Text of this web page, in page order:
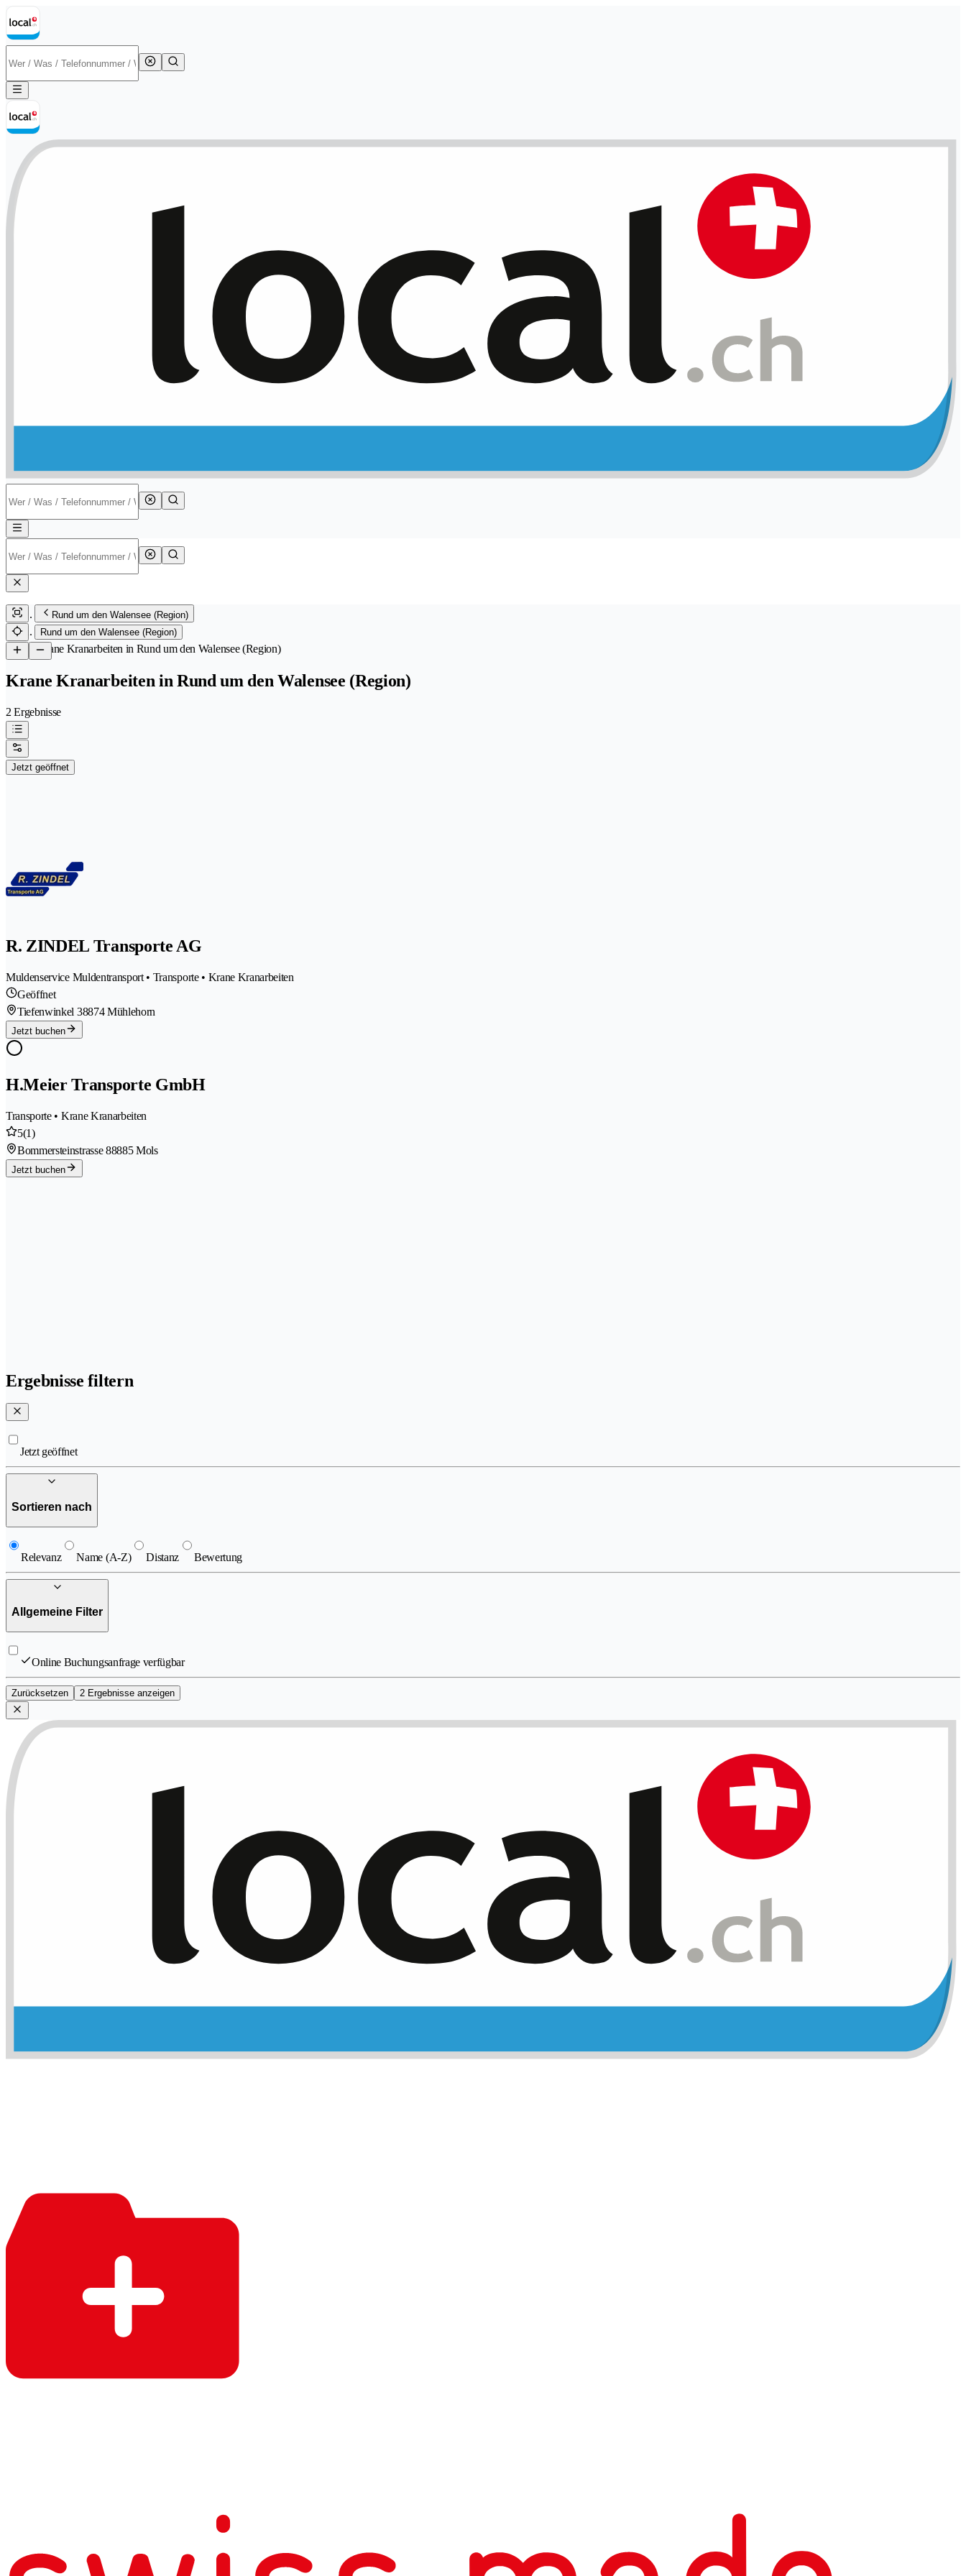
Rund um den Walensee (Region)
Rund um den Walensee (Region)
/Krane Kranarbeiten in Rund um den Walensee (Region)
Krane Kranarbeiten in Rund um den Walensee (Region)
2 Ergebnisse
Jetzt geöffnet
R. ZINDEL Transporte AG
Muldenservice Muldentransport • Transporte • Krane Kranarbeiten
Geöffnet
Tiefenwinkel 38874 Mühlehorn
Jetzt buchen
H.Meier Transporte GmbH
Transporte • Krane Kranarbeiten
5(1)
Bommersteinstrasse 88885 Mols
Jetzt buchen
Ergebnisse filtern
Jetzt geöffnet
Sortieren nach
Relevanz Name (A-Z) Distanz Bewertung
Allgemeine Filter
Online Buchungsanfrage verfügbar
Zurücksetzen 2 Ergebnisse anzeigen